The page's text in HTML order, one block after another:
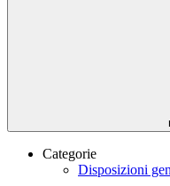
Categorie
Disposizioni